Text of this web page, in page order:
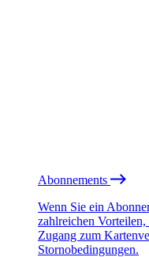
Abonnements
Wenn Sie ein
zahlreichen
Zugang zum
Stornobedingungen.